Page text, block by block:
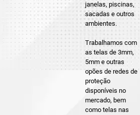
janelas, piscinas,
sacadas e outros
ambientes.
Trabalhamos com
as telas de 3mm,
5mm e outras
opões de redes de
proteção
disponíveis no
mercado, bem
como telas nas